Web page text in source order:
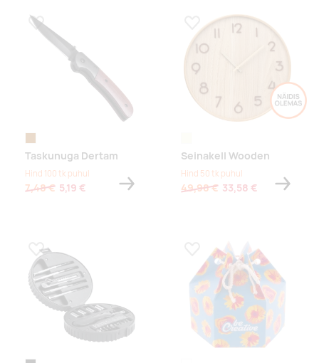
Lisa lemmikuks
Taskunuga Dertam
Hind 100 tk puhul
7,48 € 5,19 €
Lisa lemmikuks
Seinakell Wooden
Hind 50 tk puhul
49,98 € 33,58 €
Lisa lemmikuks Lisa lemmikuks